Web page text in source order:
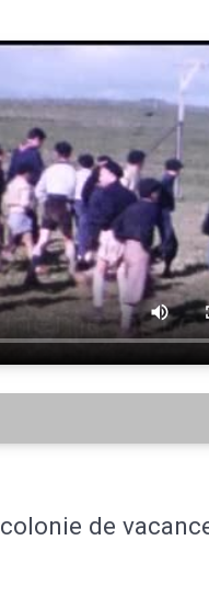
de